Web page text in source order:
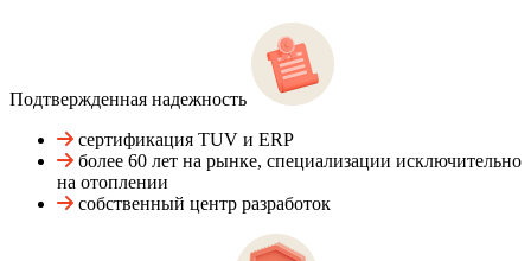
Подтвержденная надежность
сертификация TUV и ERP
более 60 лет на рынке, специализации исключительно
на отоплении
собственный центр разработок